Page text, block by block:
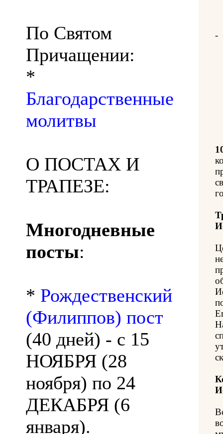
По Святом
Причащении:
*
Благодарственные
молитвы
О ПОСТАХ И
ТРАПЕЗЕ:
Многодневные
посты:
* Рождественский
(Филиппов) пост
(40 дней) - с 15
НОЯБРЯ (28
ноября) по 24
ДЕКАБРЯ (6
января).
-